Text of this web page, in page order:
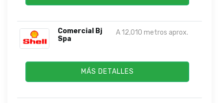
Comercial Bj
Spa
A 12,010 metros aprox.
MÁS DETALLES